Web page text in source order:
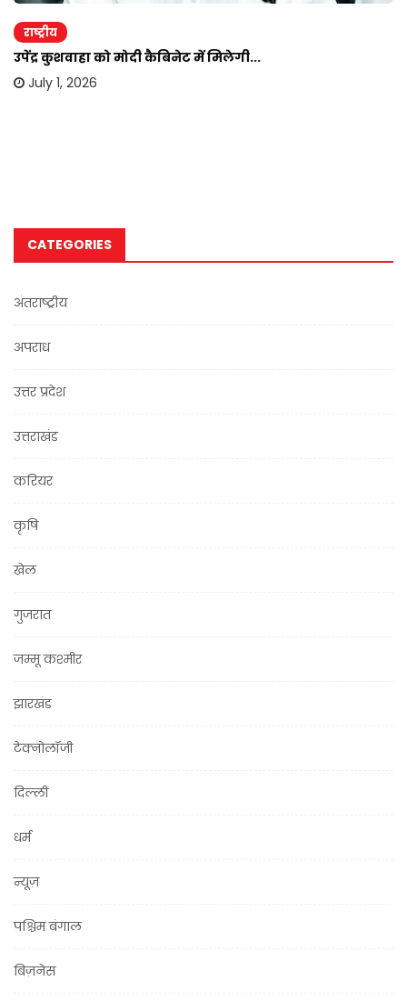
राष्ट्रीय
उपेंद्र कुशवाहा को मोदी कैबिनेट में मिलेगी...
July 1, 2026
CATEGORIES
अंतराष्ट्रीय
अपराध
उत्तर प्रदेश
उत्तराखंड
करियर
कृषि
खेल
गुजरात
जम्मू कश्मीर
झारखंड
टेक्नोलॉजी
दिल्ली
धर्म
न्यूज़
पश्चिम बंगाल
बिज़नेस